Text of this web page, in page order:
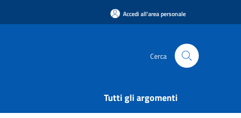
Accedi all'area personale
Cerca
Tutti gli argomenti